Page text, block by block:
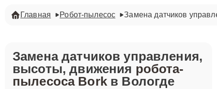
Главная Робот-пылесос Замена датчиков
Замена датчиков управления,
высоты, движения робота-
пылесоса Borkв Вологде